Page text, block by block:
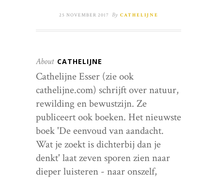
25 NOVEMBER 2017 By CATHELIJNE
About CATHELIJNE
Cathelijne Esser (zie ook
cathelijne.com) schrijft over natuur,
rewilding en bewustzijn. Ze
publiceert ook boeken. Het nieuwste
boek 'De eenvoud van aandacht.
Wat je zoekt is dichterbij dan je
denkt' laat zeven sporen zien naar
dieper luisteren - naar onszelf,